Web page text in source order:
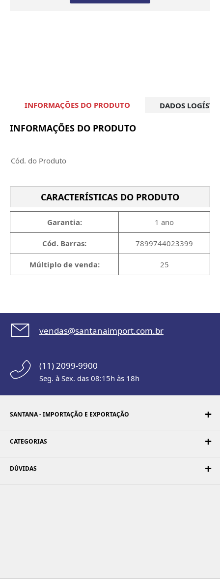
INFORMAÇÕES DO PRODUTO DADOS
INFORMAÇÕES DO PRODUTO
Cód. do Produto
CARACTERÍSTICAS DO PRODUTO
Garantia: 1 ano
Cód. Barras: 7899744023399
Múltiplo de venda: 25
vendas@santanaimport.com.br
(11) 2099-9900
Seg. à Sex. das 08:15h às 18h
SANTANA - IMPORTAÇÃO E EXPORTAÇÃO
CATEGORIAS
DÚVIDAS